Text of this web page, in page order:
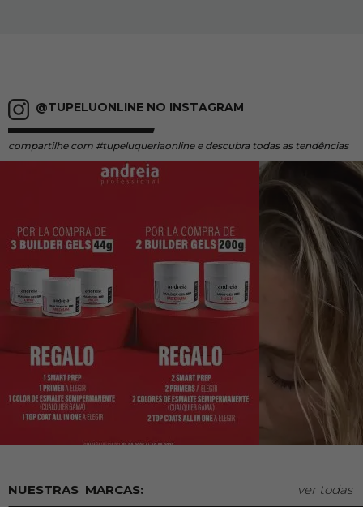
@TUPELUONLINE NO INSTAGRAM
compartilhe com #tupeluqueriaonline e descubra todas as tendências
MARCAS: ver todas